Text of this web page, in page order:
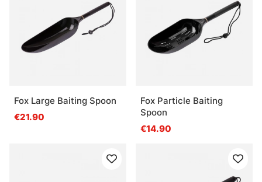
Fox Large Baiting Spoon
€21.90
Fox Particle Baiting
Spoon
€14.90